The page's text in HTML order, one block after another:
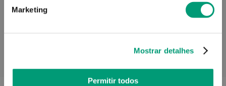
Marketing
Mostrar detalhes
Permitir todos